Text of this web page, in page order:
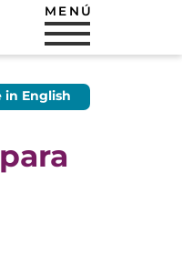
MENÚ
in English